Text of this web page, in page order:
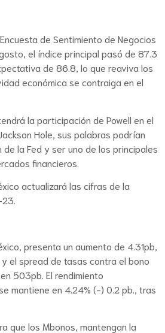
de Sentimiento de Negocios
el índice principal pasó de 87.3
de 86.8, lo que reaviva los
económica se contraiga en el
la participación de Powell en el
Hole, sus palabras podrían
la Fed y ser uno de los principales
financieros.
actualizará las cifras de la
presenta un aumento de 4.31pb,
el spread de tasas contra el bono
503pb. El rendimiento
mantiene en 4.24% (-) 0.2 pb., tras
que los Mbonos, mantengan la